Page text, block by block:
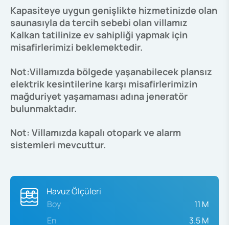
Kapasiteye uygun genişlikte hizmetinizde olan
saunasıyla da tercih sebebi olan villamız
Kalkan tatilinize ev sahipliği yapmak için
misafirlerimizi beklemektedir.
Not:Villamızda bölgede yaşanabilecek plansız
elektrik kesintilerine karşı misafirlerimizin
mağduriyet yaşamaması adına jeneratör
bulunmaktadır.
Not: Villamızda kapalı otopark ve alarm
sistemleri mevcuttur.
Havuz Ölçüleri
Boy
11 M
En
3.5 M